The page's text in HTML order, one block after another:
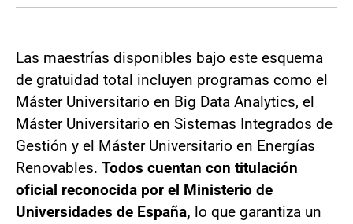
Las maestrías disponibles bajo este esquema
de gratuidad total incluyen programas como el
Máster Universitario en Big Data Analytics, el
Máster Universitario en Sistemas Integrados de
Gestión y el Máster Universitario en Energías
Renovables. Todos cuentan con titulación
oficial reconocida por el Ministerio de
Universidades de España, lo que garantiza un